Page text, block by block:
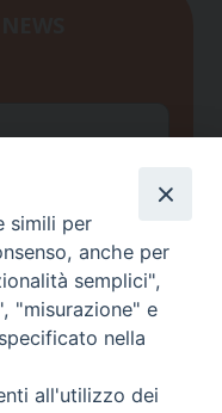
simili per
anche per
semplici",
"misurazione" e
nella
all'utilizzo dei